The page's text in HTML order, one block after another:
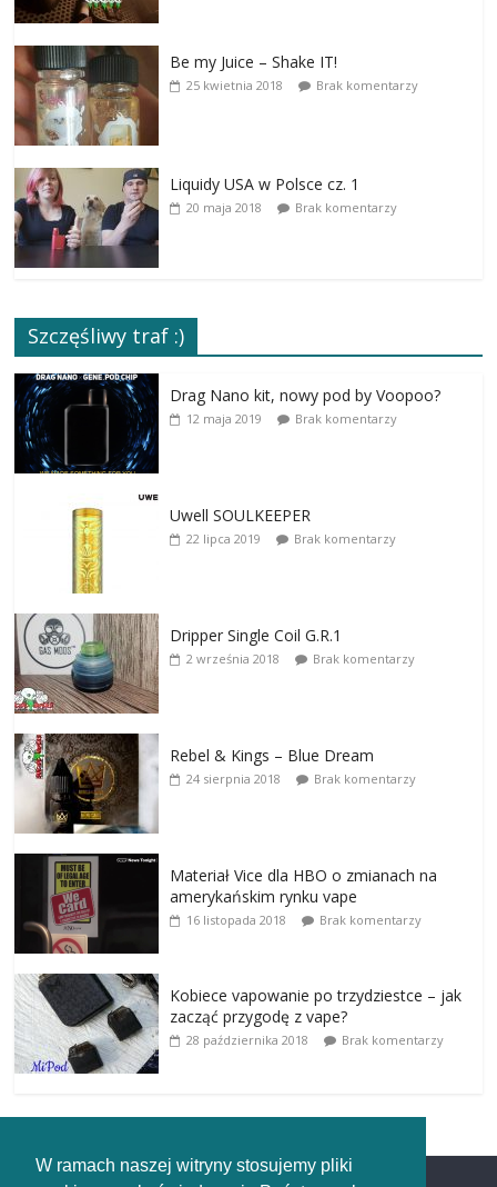
W ramach naszej witryny stosujemy pliki
Be my Juice – Shake IT!
25 kwietnia 2018 Brak komentarzy
Liquidy USA w Polsce cz. 1
20 maja 2018 Brak komentarzy
Szczęśliwy traf :)
Drag Nano kit, nowy pod by Voopoo?
12 maja 2019 Brak komentarzy
Uwell SOULKEEPER
22 lipca 2019 Brak komentarzy
Dripper Single Coil G.R.1
2 września 2018 Brak komentarzy
Rebel & Kings – Blue Dream
24 sierpnia 2018 Brak komentarzy
Materiał Vice dla HBO o zmianach na
amerykańskim rynku vape
16 listopada 2018 Brak komentarzy
Kobiece vapowanie po trzydziestce – jak
zacząć przygodę z vape?
28 października 2018 Brak komentarzy